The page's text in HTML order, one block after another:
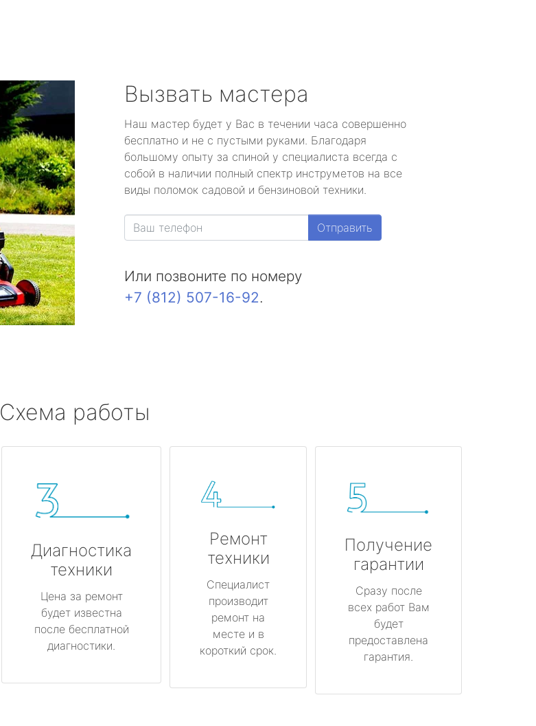
Вызвать мастера
Наш мастер будет у Вас в течении часа совершенно
бесплатно и не с пустыми руками. Благодаря
большому опыту за спиной у специалиста всегда с
собой в наличии полный спектр инструметов на все
виды поломок садовой и бензиновой техники.
Отправить
Или позвоните по номеру
+7 (812) 507-16-92.
Схема работы
Диагностика
техники
Цена за ремонт
будет известна
после бесплатной
диагностики.
Ремонт
техники
Специалист
производит
ремонт на
месте и в
короткий срок.
Получение
гарантии
Сразу после
всех работ Вам
будет
предоставлена
гарантия.